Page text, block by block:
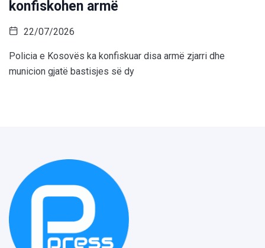
konfiskohen armë
22/07/2026
Policia e Kosovës ka konfiskuar disa armë zjarri dhe
municion gjatë bastisjes së dy